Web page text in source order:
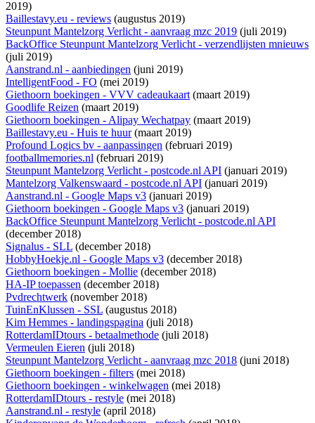
2019)
Baillestavy.eu - reviews (augustus 2019)
Steunpunt Mantelzorg Verlicht - aanvraag mzc 2019 (juli 2019)
BackOffice Steunpunt Mantelzorg Verlicht - verzendlijsten mnieuws
(juli 2019)
Aanstrand.nl - aanbiedingen (juni 2019)
IntelligentFood - FO (mei 2019)
Giethoorn boekingen - VVV cadeaukaart(maart 2019)
Goodlife Reizen (maart 2019)
Giethoorn boekingen - Alipay Wechatpay (maart 2019)
Baillestavy.eu - Huis te huur(maart 2019)
Profound Logics bv - aanpassingen (februari 2019)
footballmemories.nl (februari 2019)
Steunpunt Mantelzorg Verlicht - postcode.nl API (januari 2019)
Mantelzorg Valkenswaard - postcode.nl API (januari 2019)
Aanstrand.nl - Google Maps v3 (januari 2019)
Giethoorn boekingen - Google Maps v3 (januari 2019)
BackOffice Steunpunt Mantelzorg Verlicht - postcode.nl API
(december 2018)
Signalus - SLL (december 2018)
HobbyHoekje.nl - Google Maps v3 (december 2018)
Giethoorn boekingen - Mollie (december 2018)
HA-IP toepassen (december 2018)
Pvdrechtwerk (november 2018)
TuinEnKlussen - SSL (augustus 2018)
Kim Hemmes - landingspagina (juli 2018)
RotterdamIDtours - betaalmethode (juli 2018)
Vermeulen Eieren (juli 2018)
Steunpunt Mantelzorg Verlicht - aanvraag mzc 2018 (juni 2018)
Giethoorn boekingen - filters (mei 2018)
Giethoorn boekingen - winkelwagen (mei 2018)
RotterdamIDtours - restyle (mei 2018)
Aanstrand.nl - restyle (april 2018)